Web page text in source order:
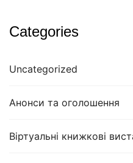
Categories
Uncategorized
Анонси та оголошення
Віртуальні книжкові